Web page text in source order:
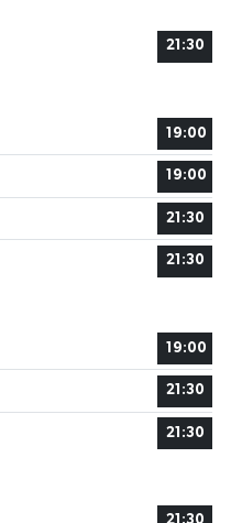
21:30
19:00
19:00
21:30
21:30
19:00
21:30
21:30